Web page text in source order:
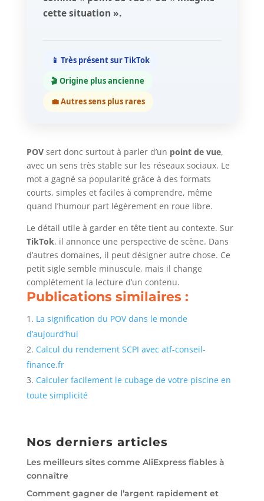
cette situation ».
📱 Très présent sur TikTok
🎬 Origine plus ancienne
💼 Autres sens plus rares
POVsert donc surtout à parler d’un point de vue,
avec un sens très stable sur les réseaux sociaux. Le
mot a gagné sa popularité grâce à des formats
courts, simples et faciles à comprendre, même
quand l’humour part légèrement en roue libre.
Le détail utile à garder en tête tient au contexte. Sur
TikTok, il annonce une perspective de scène. Dans
d’autres domaines, il peut désigner autre chose. Ce
petit sigle semble minuscule, mais il change
complètement la lecture d’un contenu.
Publications similaires :
La signification du POV dans le monde
d’aujourd’hui
Calcul du rendement SCPI avec atf-conseil-
finance.fr
Calculer facilement le cubage de votre piscine en
toute simplicité
Nos derniers articles
Les meilleurs sites comme AliExpress fiables à
connaître
Comment gagner de l’argent rapidement et